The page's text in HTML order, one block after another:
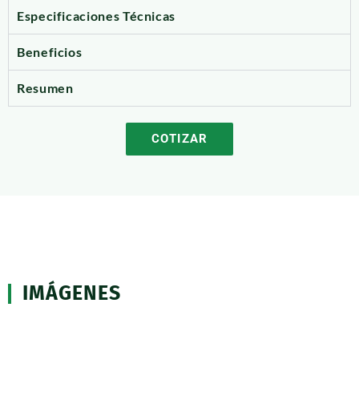
Especificaciones Técnicas
Beneficios
Resumen
COTIZAR
IMÁGENES